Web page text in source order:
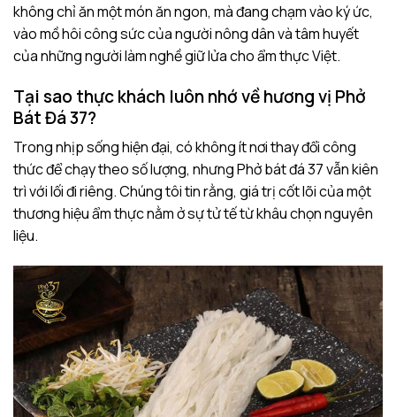
không chỉ ăn một món ăn ngon, mà đang chạm vào ký ức,
vào mồ hôi công sức của người nông dân và tâm huyết
của những người làm nghề giữ lửa cho ẩm thực Việt.
Tại sao thực khách luôn nhớ về hương vị Phở
Bát Đá 37?
Trong nhịp sống hiện đại, có không ít nơi thay đổi công
thức để chạy theo số lượng, nhưng Phở bát đá 37 vẫn kiên
trì với lối đi riêng. Chúng tôi tin rằng, giá trị cốt lõi của một
thương hiệu ẩm thực nằm ở sự tử tế từ khâu chọn nguyên
liệu.